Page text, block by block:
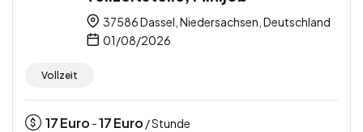
37586 Dassel, Niedersachsen, Deutschland
01/08/2026
Vollzeit
17Euro -17Euro / Stunde